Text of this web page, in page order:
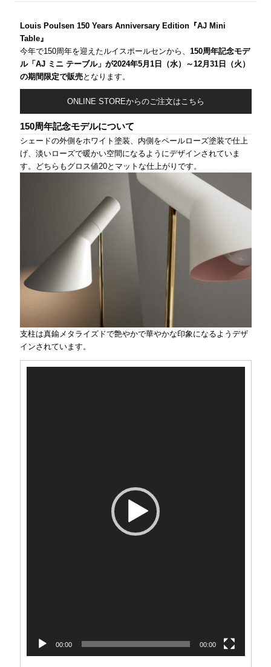
Louis Poulsen 150 Years Anniversary Edition『AJ Mini
Table』
今年で150周年を迎えたルイスポールセンから、 150周年記念モデ
ル「AJ ミニ テーブル」が2024年5月1日（水）～12月31日（火）
の期間限定で販売となります。
ONLINE STOREからのご注文はこちら
150周年記念モデルについて
シェードの外側をホワイト塗装、内側をペールローズ塗装で仕上
げ、淡いローズで暖かい空間になるようにデザインされていま
す。どちらもグロス値20とマットな仕上がりです。
支柱は真鍮メタライズドで艶やかで華やかな印象になるようデザ
インされています。
00:00 00:00